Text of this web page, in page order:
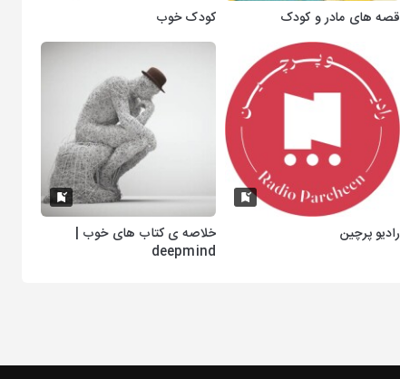
قصه های مادر و کودک کودک خوب
رادیو پرچین
خلاصه ی کتاب های خوب |
deepmind